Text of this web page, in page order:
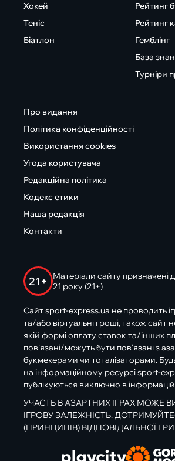
Хокей
Теніс
Біатлон
Рейтинг
Рейтинг
Гемблінг
База
Турніри
Про видання
Політика конфіденційності
Використання cookies
Угода користувача
Редакційна політика
Кодекс етики
Наша редакція
Контакти
21+
Матеріали сайту призначені
21 року (21+)
Сайт sport-express.ua не проводить
та/або віртуальні гроші, також сайт
якій формі оплату ставок та/інших
пов’язані/можуть бути пов’язані з
букмекерами чи тоталізаторами.
на інформаційному ресурсі sport-
публікуються виключно в
УЧАСТЬ В АЗАРТНИХ ІГРАХ МОЖЕ
ІГРОВУ ЗАЛЕЖНІСТЬ.
(ПРИНЦИПІВ) ВІДПОВІДАЛЬНОЇ